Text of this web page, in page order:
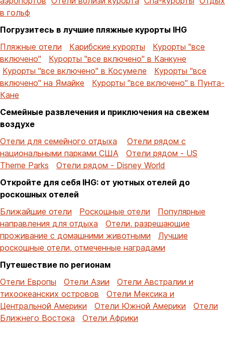
в гольф
Погрузитесь в лучшие пляжные курорты IHG
Пляжные отели
Карибские курорты
Курорты "все
включено"
Курорты "все включено" в Канкуне
Курорты "все включено" в Косумеле
Курорты "все
включено" на Ямайке
Курорты "все включено" в Пунта-
Кане
Семейные развлечения и приключения на свежем
воздухе
Отели для семейного отдыха
Отели рядом с
национальными парками США
Отели рядом - US
Theme Parks
Отели рядом - Disney World
Откройте для себя IHG: от уютных отелей до
роскошных отелей
Ближайшие отели
Роскошные отели
Популярные
направления для отдыха
Отели, разрешающие
проживание с домашними животными
Лучшие
роскошные отели, отмеченные наградами
Путешествие по регионам
Отели Европы
Отели Азии
Отели Австралии и
тихоокеанских островов
Отели Мексика и
Центральной Америки
Отели Южной Америки
Отели
Ближнего Востока
Отели Африки